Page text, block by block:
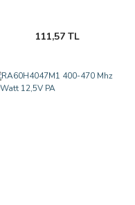
111,57 TL